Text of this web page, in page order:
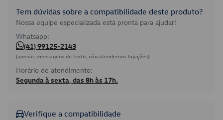
Tem dúvidas sobre a compatibilidade deste produto?
Nossa equipe especializada está pronta para ajudar!
Whatsapp:
(41) 99125-2143
(apenas mensagens de texto, não atendemos ligações)
Horário de atendimento:
Segunda à sexta, das 8h às 17h.
Verifique a compatibilidade